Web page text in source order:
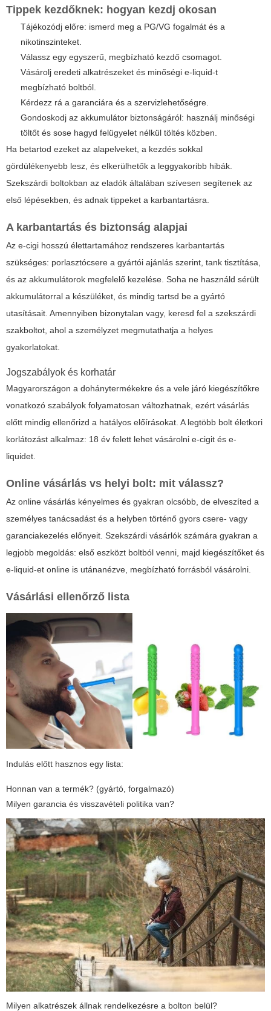
Tippek kezdőknek: hogyan kezdj okosan
Tájékozódj előre: ismerd meg a PG/VG fogalmát és a
nikotinszinteket.
Válassz egy egyszerű, megbízható kezdő csomagot.
Vásárolj eredeti alkatrészeket és minőségi e-liquid-t
megbízható boltból.
Kérdezz rá a garanciára és a szervizlehetőségre.
Gondoskodj az akkumulátor biztonságáról: használj minőségi
töltőt és sose hagyd felügyelet nélkül töltés közben.
Ha betartod ezeket az alapelveket, a kezdés sokkal
gördülékenyebb lesz, és elkerülhetők a leggyakoribb hibák.
Szekszárdi boltokban az eladók általában szívesen segítenek az
első lépésekben, és adnak tippeket a karbantartásra.
A karbantartás és biztonság alapjai
Az e-cigi hosszú élettartamához rendszeres karbantartás
szükséges: porlasztócsere a gyártói ajánlás szerint, tank tisztítása,
és az akkumulátorok megfelelő kezelése. Soha ne használd sérült
akkumulátorral a készüléket, és mindig tartsd be a gyártó
utasításait. Amennyiben bizonytalan vagy, keresd fel a szekszárdi
szakboltot, ahol a személyzet megmutathatja a helyes
gyakorlatokat.
Jogszabályok és korhatár
Magyarországon a dohánytermékekre és a vele járó kiegészítőkre
vonatkozó szabályok folyamatosan változhatnak, ezért vásárlás
előtt mindig ellenőrizd a hatályos előírásokat. A legtöbb bolt életkori
korlátozást alkalmaz: 18 év felett lehet vásárolni e-cigit és e-
liquidet.
Online vásárlás vs helyi bolt: mit válassz?
Az online vásárlás kényelmes és gyakran olcsóbb, de elveszíted a
személyes tanácsadást és a helyben történő gyors csere- vagy
garanciakezelés előnyeit. Szekszárdi vásárlók számára gyakran a
legjobb megoldás: első eszközt boltból venni, majd kiegészítőket és
e-liquid-et online is utánanézve, megbízható forrásból vásárolni.
Vásárlási ellenőrző lista
Indulás előtt hasznos egy lista:
Honnan van a termék? (gyártó, forgalmazó)
Milyen garancia és visszavételi politika van?
Milyen alkatrészek állnak rendelkezésre a bolton belül?